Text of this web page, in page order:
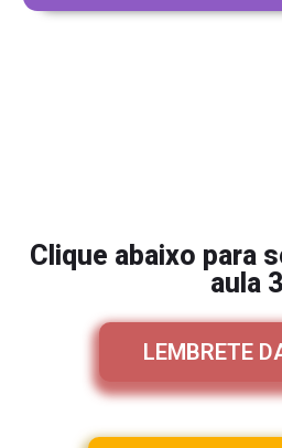
Clique abaixo para
aula 3
LEMBRETE